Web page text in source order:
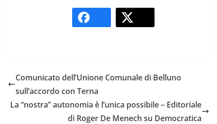
Comunicato dell’Unione Comunale di Belluno
sull’accordo con Terna
La “nostra” autonomia è l’unica possibile – Editoriale
di Roger De Menech su Democratica